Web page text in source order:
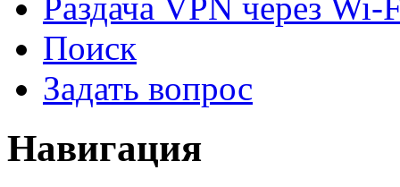
Поиск
Задать вопрос
Навигация